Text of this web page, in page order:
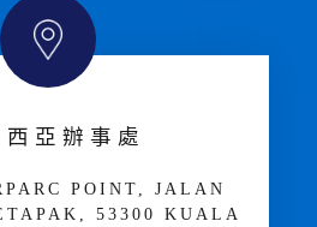
西亞辦事處
POINT, JALAN
53300 KUALA